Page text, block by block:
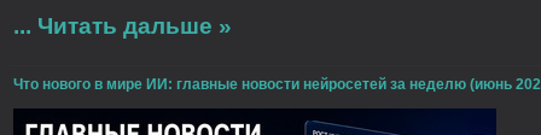
... Читать дальше »
Что нового в мире ИИ: главные новости нейросетей за неделю (июнь